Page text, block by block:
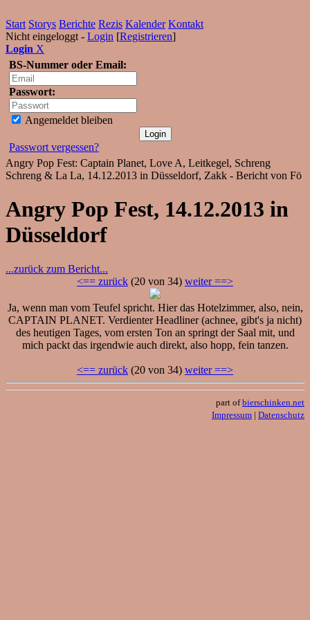
Start Storys Berichte Rezis Kalender Kontakt
Nicht eingeloggt - Login [Registrieren]
Login X
BS-Nummer oder Email:
Passwort:
Angemeldet bleiben
Passwort vergessen?
Angry Pop Fest: Captain Planet, Love A, Leitkegel, Schreng
Schreng & La La, 14.12.2013 in Düsseldorf, Zakk - Bericht von Fö
Angry Pop Fest, 14.12.2013 in
Düsseldorf
...zurück zum Bericht...
<== zurück (20 von 34) weiter ==>
Ja, wenn man vom Teufel spricht. Hier das Hotelzimmer, also, nein,
CAPTAIN PLANET. Verdienter Headliner (achnee, gibt's ja nicht)
des heutigen Tages, vom ersten Ton an springt der Saal mit, und
mich packt das irgendwie auch direkt, also hopp, fein tanzen.
<== zurück (20 von 34) weiter ==>
part ofbierschinken.net
Impressum | Datenschutz